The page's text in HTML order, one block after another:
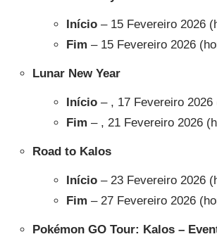
Início– 15 Fevereiro 2026
Fim – 15 Fevereiro 2026
Lunar New Year
Início– , 17 Fevereiro 2026
Fim – , 21 Fevereiro 2026
Road to Kalos
Início– 23 Fevereiro 2026
Fim – 27 Fevereiro 2026
Pokémon GO Tour: Kalos –